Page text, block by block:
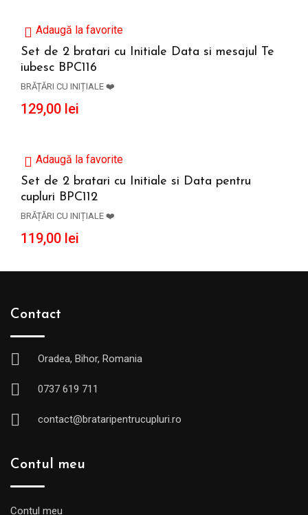
Adaugă la favorite
Set de 2 bratari cu Initiale Data si mesajul Te
iubesc BPC116
BRĂȚĂRI CU INIȚIALE ❤️
129,00 lei
Adaugă la favorite
Set de 2 bratari cu Initiale si Data pentru
cupluri BPC112
BRĂȚĂRI CU INIȚIALE ❤️
119,00 lei
Contact
Oradea, Bihor, Romania
0737 619 711
contact@brataripentrucupluri.ro
Contul meu
Contul meu